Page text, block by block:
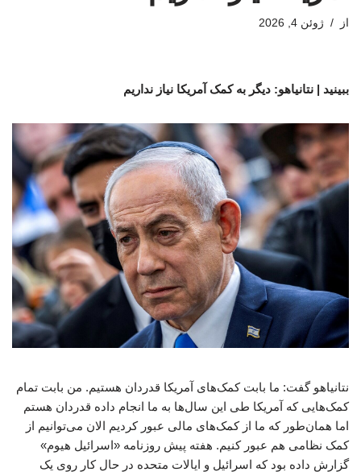
از ژوئن 4, 2026
ببینید | نتانیاهو: دیگر به کمک آمریکا نیاز نداریم
نتانیاهو گفت: ما بابت کمک‌های آمریکا قدردان هستیم. من بابت تمام
کمک‌هایی که آمریکا طی این سال‌ها به ما انجام داده قدردان هستم
اما همان‌طور که ما از کمک‌های مالی عبور کردیم الان می‌توانیم از
کمک نظامی هم عبور کنیم. هفته پیش روزنامه «اسرائیل هیوم»
گزارش داده بود که اسرائیل و ایالات متحده در حال کار روی یک